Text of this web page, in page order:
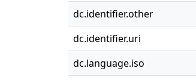
dc.identifier.other
dc.identifier.uri
dc.language.iso